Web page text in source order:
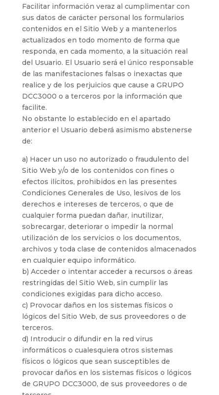
Facilitar información veraz al cumplimentar con
sus datos de carácter personal los formularios
contenidos en el Sitio Web y a mantenerlos
actualizados en todo momento de forma que
responda, en cada momento, a la situación real
del Usuario. El Usuario será el único responsable
de las manifestaciones falsas o inexactas que
realice y de los perjuicios que cause a GRUPO
DCC3000 o a terceros por la información que
facilite.
No obstante lo establecido en el apartado
anterior el Usuario deberá asimismo abstenerse
de:
a) Hacer un uso no autorizado o fraudulento del
Sitio Web y/o de los contenidos con fines o
efectos ilícitos, prohibidos en las presentes
Condiciones Generales de Uso, lesivos de los
derechos e intereses de terceros, o que de
cualquier forma puedan dañar, inutilizar,
sobrecargar, deteriorar o impedir la normal
utilización de los servicios o los documentos,
archivos y toda clase de contenidos almacenados
en cualquier equipo informático.
b) Acceder o intentar acceder a recursos o áreas
restringidas del Sitio Web, sin cumplir las
condiciones exigidas para dicho acceso.
c) Provocar daños en los sistemas físicos o
lógicos del Sitio Web, de sus proveedores o de
terceros.
d) Introducir o difundir en la red virus
informáticos o cualesquiera otros sistemas
físicos o lógicos que sean susceptibles de
provocar daños en los sistemas físicos o lógicos
de GRUPO DCC3000, de sus proveedores o de